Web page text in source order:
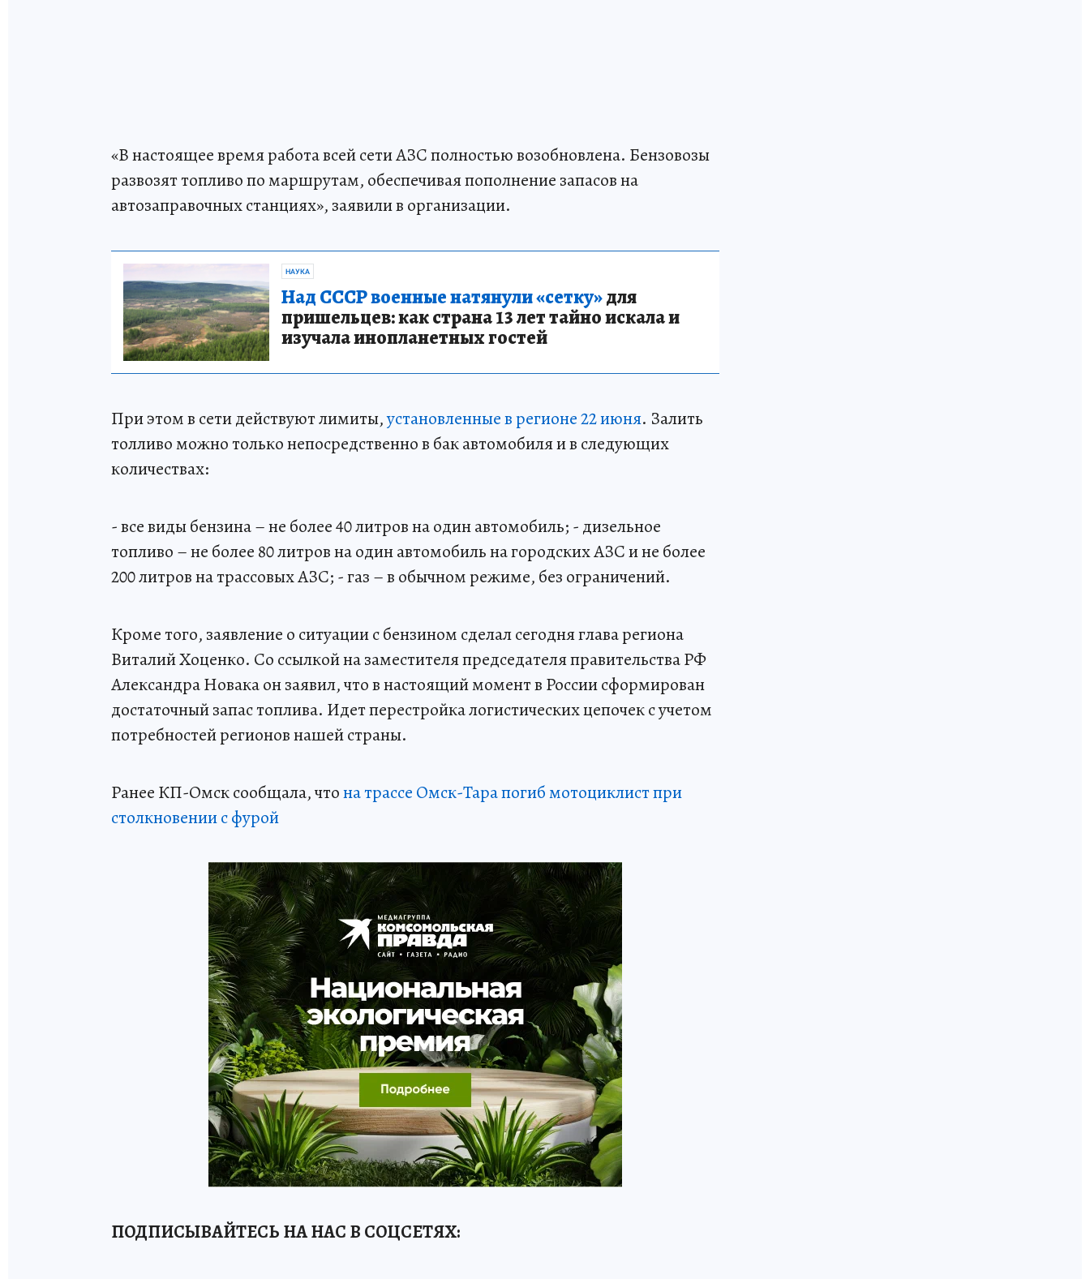
«В настоящее время работа всей сети АЗС полностью возобновлена. Бензовозы
развозят топливо по маршрутам, обеспечивая пополнение запасов на
автозаправочных станциях», заявили в организации.
НАУКА
Над СССР военные натянули «сетку»для
пришельцев: как страна 13 лет тайно искала и
изучала инопланетных гостей
При этом в сети действуют лимиты,установленные в регионе 22 июня. Залить
толливо можно только непосредственно в бак автомобиля и в следующих
количествах:
- все виды бензина – не более 40 литров на один автомобиль; - дизельное
топливо – не более 80 литров на один автомобиль на городских АЗС и не более
200 литров на трассовых АЗС; - газ – в обычном режиме, без ограничений.
Кроме того, заявление о ситуации с бензином сделал сегодня глава региона
Виталий Хоценко. Со ссылкой на заместителя председателя правительства РФ
Александра Новака он заявил, что в настоящий момент в России сформирован
достаточный запас топлива. Идет перестройка логистических цепочек с учетом
потребностей регионов нашей страны.
Ранее КП-Омск сообщала, чтона трассе Омск-Тара погиб мотоциклист при
столкновении с фурой
ПОДПИСЫВАЙТЕСЬ НА НАС В СОЦСЕТЯХ: